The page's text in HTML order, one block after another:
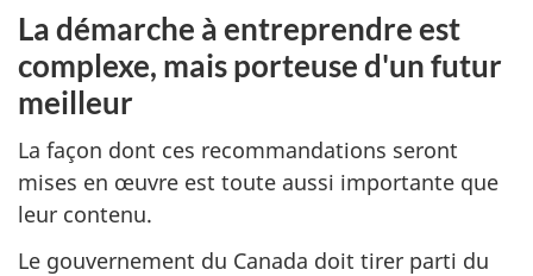
La démarche à entreprendre est
complexe, mais porteuse d'un futur
meilleur
La façon dont ces recommandations seront
mises en œuvre est toute aussi importante que
leur contenu.
Le gouvernement du Canada doit tirer parti du